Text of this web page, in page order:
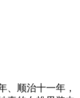
、顺治十一年，